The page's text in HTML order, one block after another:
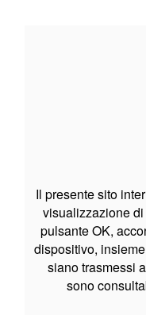
Il presente sito
visualizzazione
pulsante OK,
dispositivo,
siano trasmessi
sono